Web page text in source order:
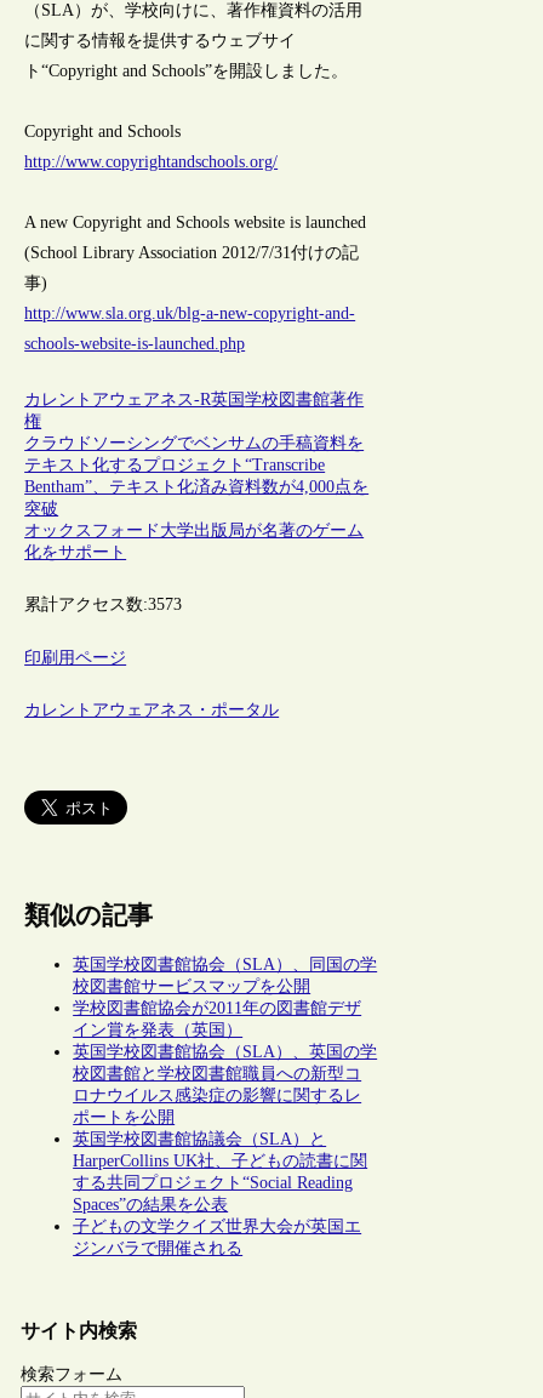
（SLA）が、学校向けに、著作権資料の活用
に関する情報を提供するウェブサイ
ト“Copyright and Schools”を開設しました。
Copyright and Schools
http://www.copyrightandschools.org/
A new Copyright and Schools website is launched
(School Library Association 2012/7/31付けの記
事)
http://www.sla.org.uk/blg-a-new-copyright-and-
schools-website-is-launched.php
カレントアウェアネス-R英国学校図書館著作
権
クラウドソーシングでベンサムの手稿資料を
テキスト化するプロジェクト“Transcribe
Bentham”、テキスト化済み資料数が4,000点を
突破
オックスフォード大学出版局が名著のゲーム
化をサポート
累計アクセス数:3573
印刷用ページ
カレントアウェアネス・ポータル
類似の記事
英国学校図書館協会（SLA）、同国の学
校図書館サービスマップを公開
学校図書館協会が2011年の図書館デザ
イン賞を発表（英国）
英国学校図書館協会（SLA）、英国の学
校図書館と学校図書館職員への新型コ
ロナウイルス感染症の影響に関するレ
ポートを公開
英国学校図書館協議会（SLA）と
HarperCollins UK社、子どもの読書に関
する共同プロジェクト“Social Reading
Spaces”の結果を公表
子どもの文学クイズ世界大会が英国エ
ジンバラで開催される
サイト内検索
検索フォーム